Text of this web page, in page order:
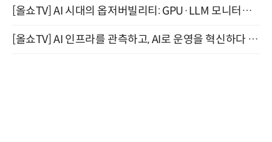
[올쇼TV] AI 시대의 옵저버빌리티: GPU·LLM 모니터링부터 AI 기반 장애 대응까지 (8/11 생방송)
[올쇼TV] AI 인프라를 관측하고, AI로 운영을 혁신하다 (8월 11일 생방송)